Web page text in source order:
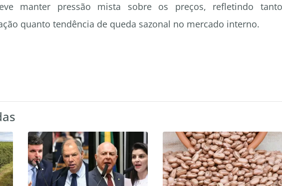
manter pressão mista sobre os preços, refletindo tanto
quanto tendência de queda sazonal no mercado interno.